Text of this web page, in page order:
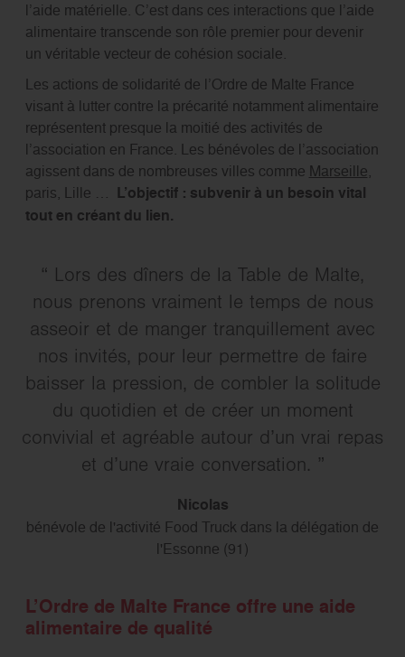
l’aide matérielle. C’est dans ces interactions que l’aide
alimentaire transcende son rôle premier pour devenir
un véritable vecteur de cohésion sociale.
Les actions de solidarité de l’Ordre de Malte France
visant à lutter contre la précarité notamment alimentaire
représentent presque la moitié des activités de
l’association en France. Les bénévoles de l’association
agissent dans de nombreuses villes comme Marseille,
paris, Lille … L’objectif: subvenir à un besoin vital
tout en créant du lien.
Lors des dîners de la Table de Malte,
nous prenons vraiment le temps de nous
asseoir et de manger tranquillement avec
nos invités, pour leur permettre de faire
baisser la pression, de combler la solitude
du quotidien et de créer un moment
convivial et agréable autour d’un vrai repas
et d’une vraie conversation.
Nicolas
bénévole de l'activité Food Truck dans la délégation de
l'Essonne (91)
L’Ordre de Malte France offre une aide
alimentaire de qualité